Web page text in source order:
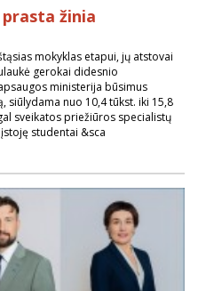
žinia
mokyklas etapui, jų atstovai
gerokai didesnio
ministerija būsimus
siūlydama nuo 10,4 tūkst. iki 15,8
sveikatos priežiūros specialistų
studentai &sca